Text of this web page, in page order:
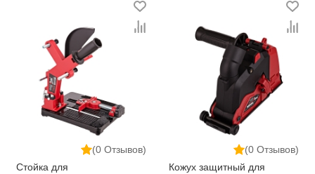
(0 Отзывов)
Стойка для
(0 Отзывов)
Кожух защитный для